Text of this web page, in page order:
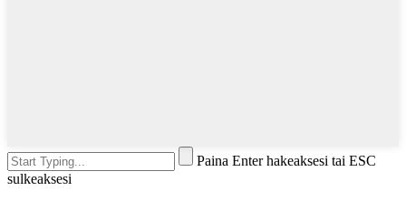
Paina Enter hakeaksesi tai ESC
sulkeaksesi